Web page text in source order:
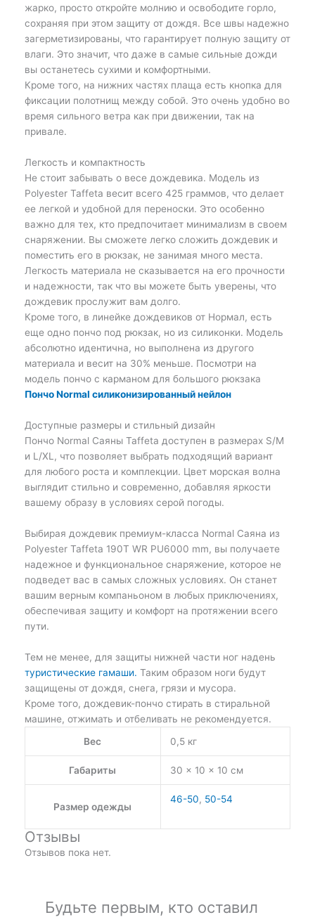
жарко, просто откройте молнию и освободите горло,
сохраняя при этом защиту от дождя. Все швы надежно
загерметизированы, что гарантирует полную защиту от
влаги. Это значит, что даже в самые сильные дожди
вы останетесь сухими и комфортными.
Кроме того, на нижних частях плаща есть кнопка для
фиксации полотнищ между собой. Это очень удобно во
время сильного ветра как при движении, так на
привале.
Легкость и компактность
Не стоит забывать о весе дождевика. Модель из
Polyester Taffeta весит всего 425 граммов, что делает
ее легкой и удобной для переноски. Это особенно
важно для тех, кто предпочитает минимализм в своем
снаряжении. Вы сможете легко сложить дождевик и
поместить его в рюкзак, не занимая много места.
Легкость материала не сказывается на его прочности
и надежности, так что вы можете быть уверены, что
дождевик прослужит вам долго.
Кроме того, в линейке дождевиков от Нормал, есть
еще одно пончо под рюкзак, но из силиконки. Модель
абсолютно идентична, но выполнена из другого
материала и весит на 30% меньше. Посмотри на
модель пончо с карманом для большого рюкзака
Пончо Normal силиконизированный нейлон
Доступные размеры и стильный дизайн
Пончо Normal Саяны Taffeta доступен в размерах S/M
и L/XL, что позволяет выбрать подходящий вариант
для любого роста и комплекции. Цвет морская волна
выглядит стильно и современно, добавляя яркости
вашему образу в условиях серой погоды.
Выбирая дождевик премиум-класса Normal Саяна из
Polyester Taffeta 190T WR PU6000 mm, вы получаете
надежное и функциональное снаряжение, которое не
подведет вас в самых сложных условиях. Он станет
вашим верным компаньоном в любых приключениях,
обеспечивая защиту и комфорт на протяжении всего
пути.
Тем не менее, для защиты нижней части ног надень
туристические гамаши. Таким образом ноги будут
защищены от дождя, снега, грязи и мусора.
Кроме того, дождевик-пончо стирать в стиральной
машине, отжимать и отбеливать не рекомендуется.
Вес
0,5 кг
Габариты 30 × 10 × 10 см
Размер одежды
46-50, 50-54
Отзывы
Отзывов пока нет.
Будьте первым, кто оставил